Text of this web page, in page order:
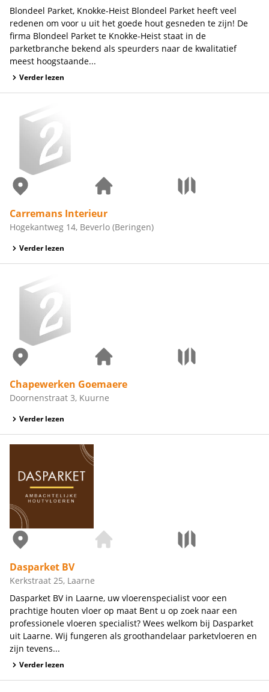
Blondeel Parket, Knokke-Heist Blondeel Parket heeft veel
redenen om voor u uit het goede hout gesneden te zijn! De
firma Blondeel Parket te Knokke-Heist staat in de
parketbranche bekend als speurders naar de kwalitatief
meest hoogstaande...
Verder lezen
Carremans Interieur
Hogekantweg 14, Beverlo (Beringen)
Verder lezen
Chapewerken Goemaere
Doornenstraat 3, Kuurne
Verder lezen
Dasparket BV
Kerkstraat 25, Laarne
Dasparket BV in Laarne, uw vloerenspecialist voor een
prachtige houten vloer op maat Bent u op zoek naar een
professionele vloeren specialist? Wees welkom bij Dasparket
uit Laarne. Wij fungeren als groothandelaar parketvloeren en
zijn tevens...
Verder lezen